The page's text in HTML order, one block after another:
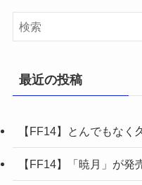
最近の投稿
【FF14】とんでもなく
【FF14】「暁月」が